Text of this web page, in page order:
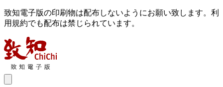
致知電子版の印刷物は配布しないようにお願い致します。利
用規約でも配布は禁じられています。